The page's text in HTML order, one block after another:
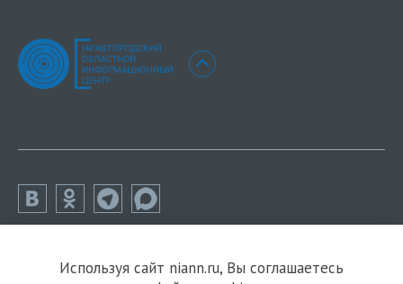
Используя сайт niann.ru, Вы соглашаетесь